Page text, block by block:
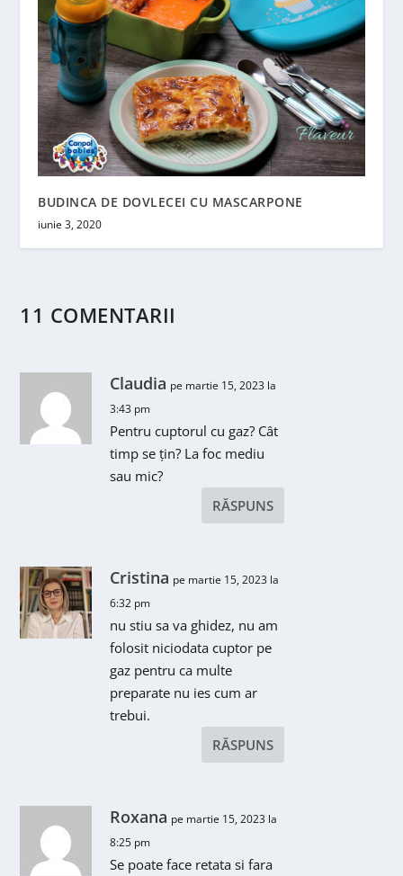
BUDINCA DE DOVLECEI CU MASCARPONE
iunie 3, 2020
11 COMENTARII
Claudia pe martie 15, 2023 la
3:43 pm
Pentru cuptorul cu gaz? Cât
timp se țin? La foc mediu
sau mic?
RĂSPUNS
Cristina pe martie 15, 2023 la
6:32 pm
nu stiu sa va ghidez, nu am
folosit niciodata cuptor pe
gaz pentru ca multe
preparate nu ies cum ar
trebui.
RĂSPUNS
Roxana pe martie 15, 2023 la
8:25 pm
Se poate face retata si fara